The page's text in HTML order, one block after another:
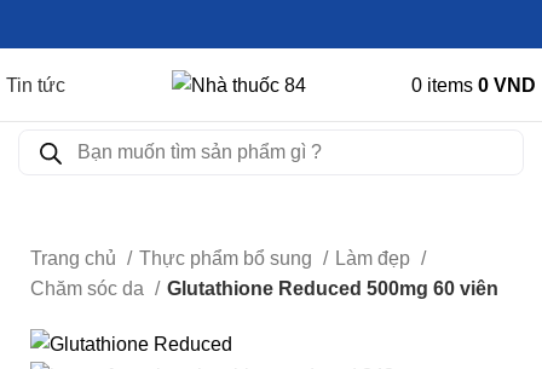
Tin tức 0 items 0 VND
Trang chủ Thực phẩm bổ sung
Làm đẹp
Chăm sóc da
Glutathione Reduced 500mg 60 viên